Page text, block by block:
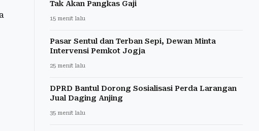
Tak Akan Pangkas Gaji
15 menit lalu
Pasar Sentul dan Terban Sepi, Dewan Minta
Intervensi Pemkot Jogja
25 menit lalu
DPRD Bantul Dorong Sosialisasi Perda Larangan
Jual Daging Anjing
35 menit lalu